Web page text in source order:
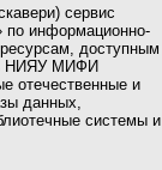
сервис
по информационно-
доступным
НИЯУ МИФИ
отечественные и
данных,
системы и